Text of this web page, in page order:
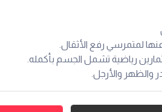
لمتمرسي رفع الأثقال.
رياضية تشمل الجسم بأكمله.
والظهر والأرجل.